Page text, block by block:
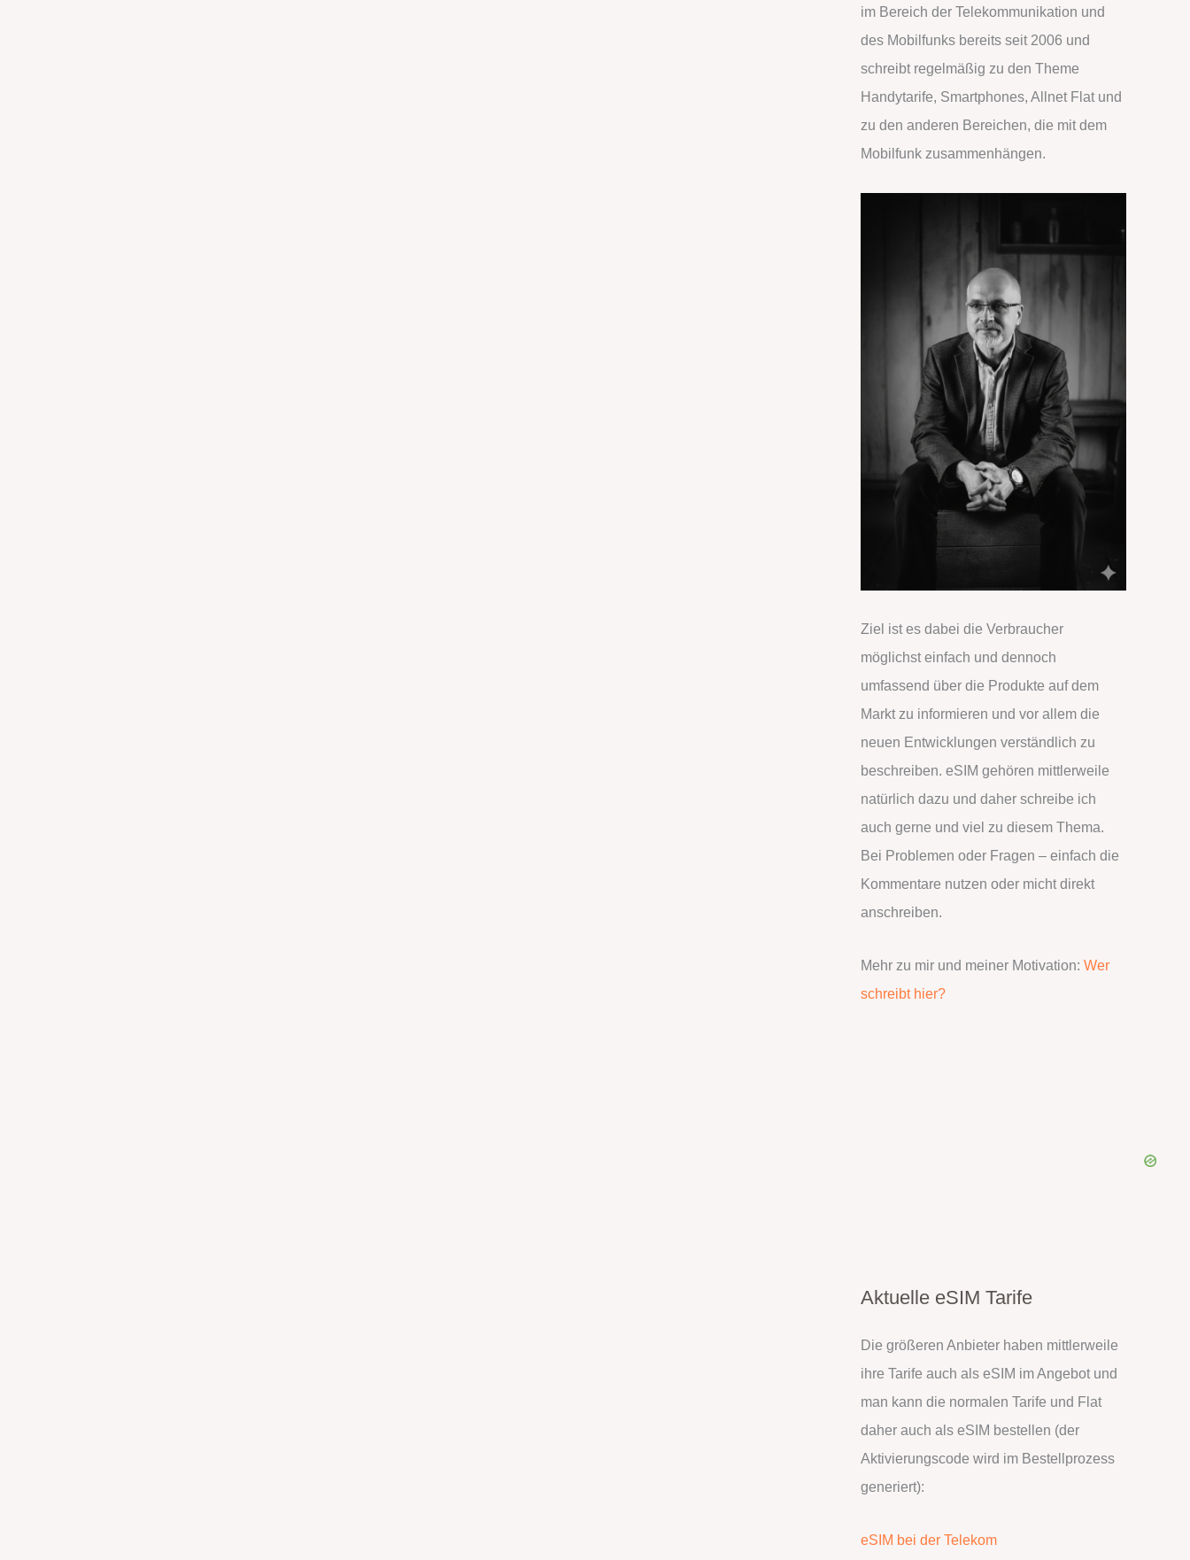
a
c
h
:
im Bereich der Telekommunikation und
des Mobilfunks bereits seit 2006 und
schreibt regelmäßig zu den Theme
Handytarife, Smartphones, Allnet Flat und
zu den anderen Bereichen, die mit dem
Mobilfunk zusammenhängen.
Ziel ist es dabei die Verbraucher
möglichst einfach und dennoch
umfassend über die Produkte auf dem
Markt zu informieren und vor allem die
neuen Entwicklungen verständlich zu
beschreiben. eSIM gehören mittlerweile
natürlich dazu und daher schreibe ich
auch gerne und viel zu diesem Thema.
Bei Problemen oder Fragen – einfach die
Kommentare nutzen oder micht direkt
anschreiben.
Mehr zu mir und meiner Motivation: Wer
schreibt hier?
Aktuelle eSIM Tarife
Die größeren Anbieter haben mittlerweile
ihre Tarife auch als eSIM im Angebot und
man kann die normalen Tarife und Flat
daher auch als eSIM bestellen (der
Aktivierungscode wird im Bestellprozess
generiert):
eSIM bei der Telekom